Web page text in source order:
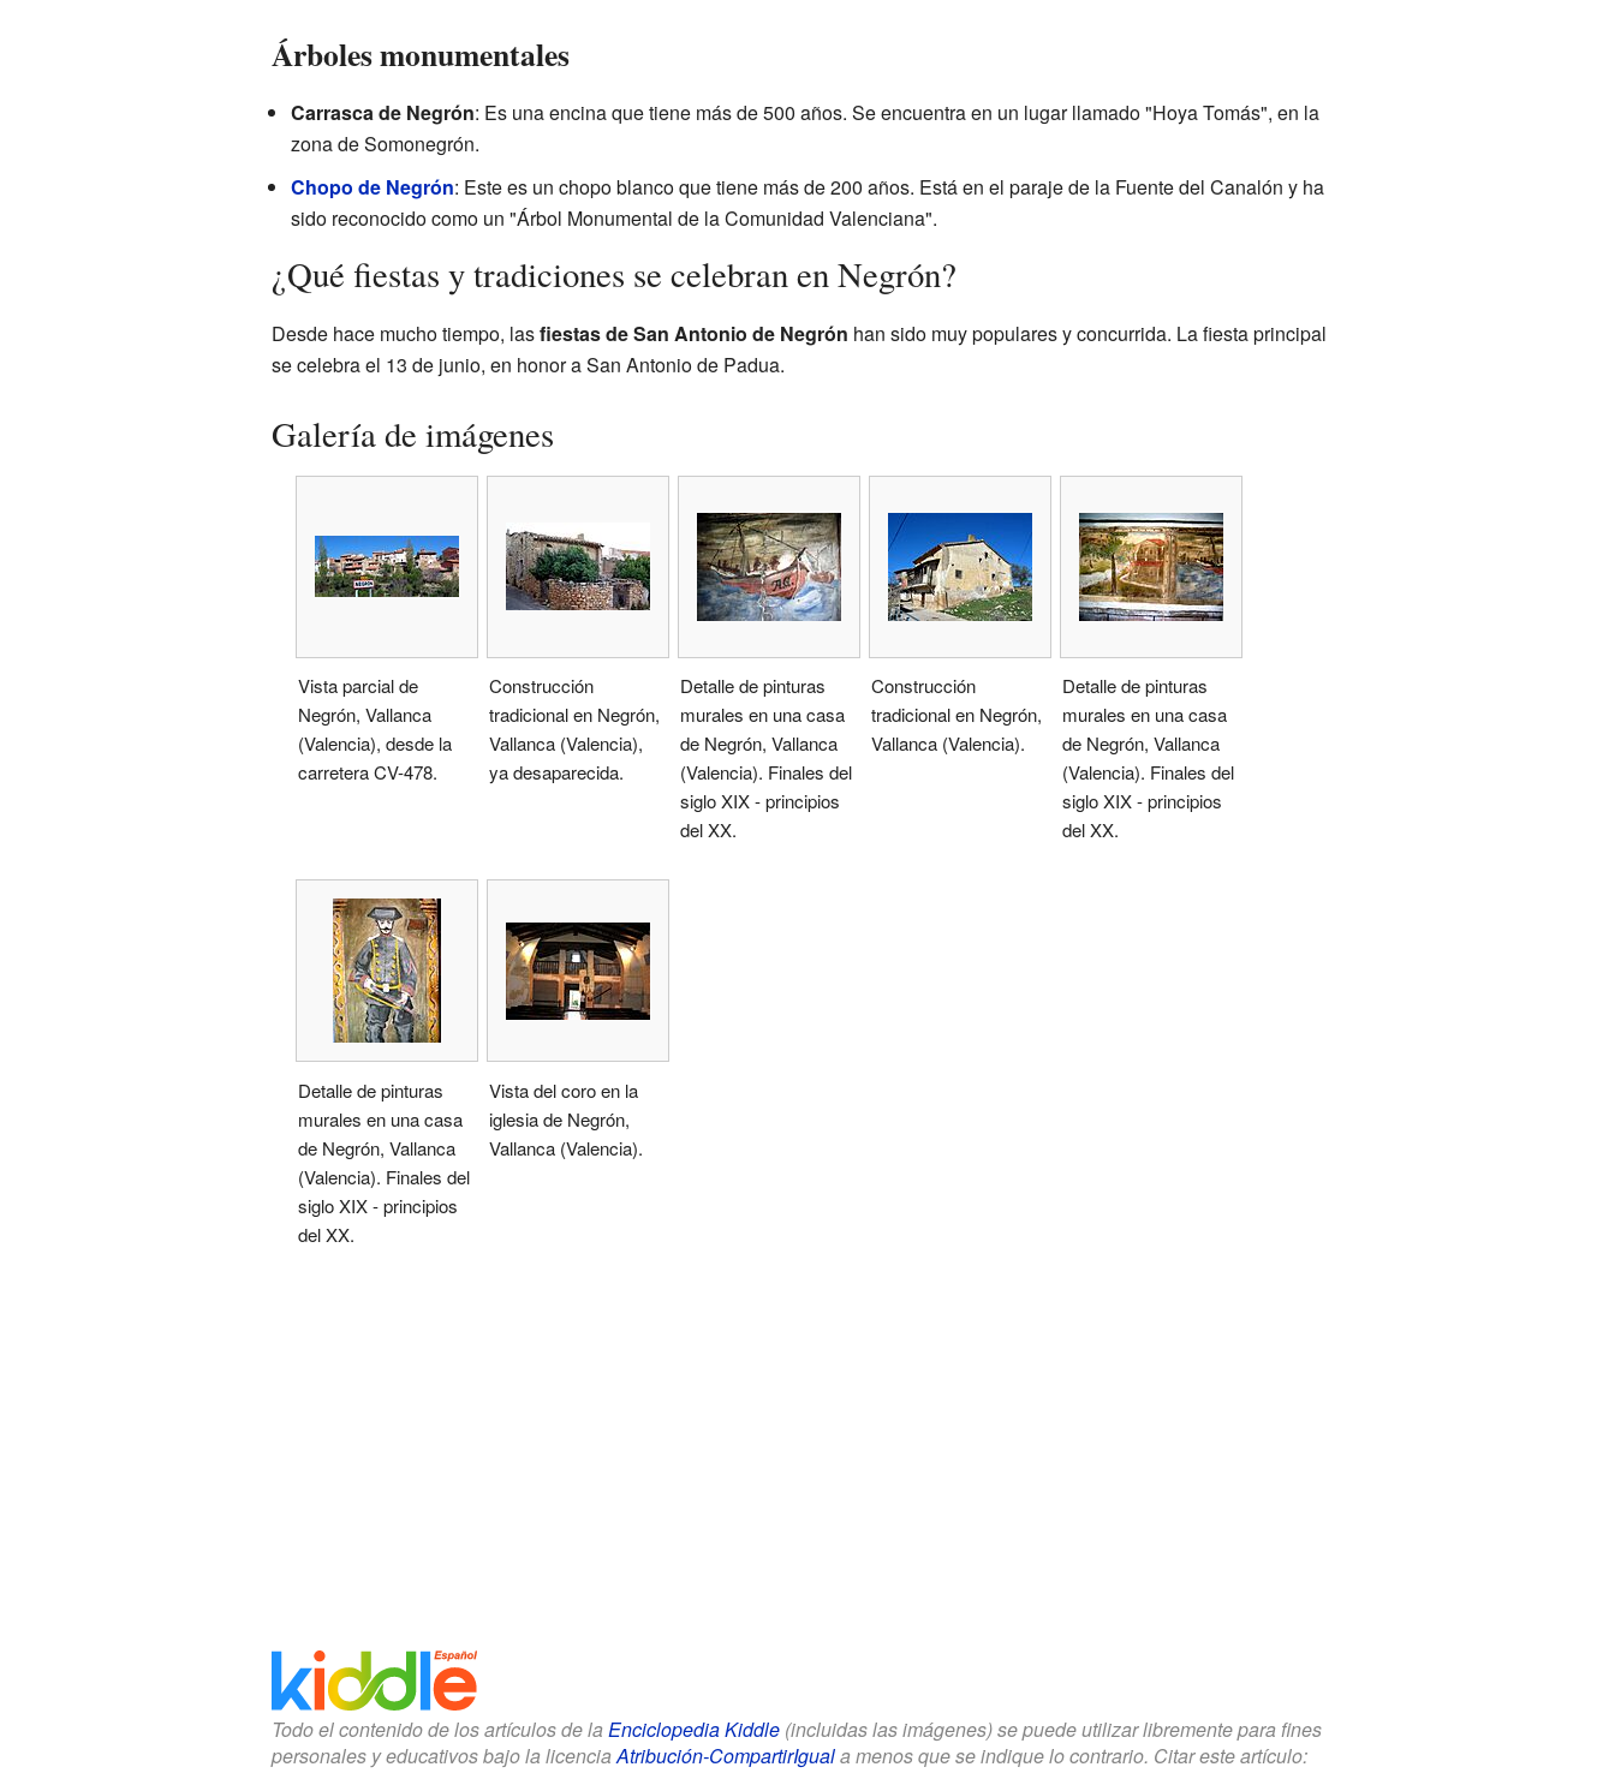
Árboles monumentales
Carrasca de Negrón: Es una encina que tiene más de 500 años. Se encuentra en un lugar llamado "Hoya Tomás", en la
zona de Somonegrón.
Chopo de Negrón: Este es un chopo blanco que tiene más de 200 años. Está en el paraje de la Fuente del Canalón y ha
sido reconocido como un "Árbol Monumental de la Comunidad Valenciana".
¿Qué fiestas y tradiciones se celebran en Negrón?
Desde hace mucho tiempo, lasfiestas de San Antonio de Negrón han sido muy populares y concurrida. La fiesta principal
se celebra el 13 de junio, en honor a San Antonio de Padua.
Galería de imágenes
Vista parcial de
Negrón, Vallanca
(Valencia), desde la
carretera CV-478.
Construcción
tradicional en Negrón,
Vallanca (Valencia),
ya desaparecida.
Detalle de pinturas
murales en una casa
de Negrón, Vallanca
(Valencia). Finales del
siglo XIX - principios
del XX.
Construcción
tradicional en Negrón,
Vallanca (Valencia).
Detalle de pinturas
murales en una casa
de Negrón, Vallanca
(Valencia). Finales del
siglo XIX - principios
del XX.
Detalle de pinturas
murales en una casa
de Negrón, Vallanca
(Valencia). Finales del
siglo XIX - principios
del XX.
Vista del coro en la
iglesia de Negrón,
Vallanca (Valencia).
Todo el contenido de los artículos de la Enciclopedia Kiddle(incluidas las imágenes) se puede utilizar libremente para fines
personales y educativos bajo la licenciaAtribución-CompartirIguala menos que se indique lo contrario. Citar este artículo: